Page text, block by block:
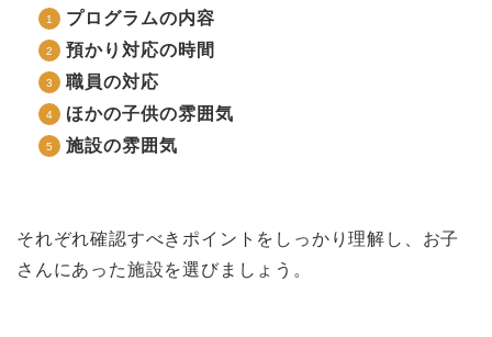
プログラムの内容
預かり対応の時間
職員の対応
ほかの子供の雰囲気
施設の雰囲気
それぞれ確認すべきポイントをしっかり理解し、お子
さんにあった施設を選びましょう。